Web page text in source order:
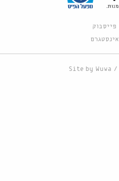
פייסבוק
אינסטגרם
Site by Wuwa /